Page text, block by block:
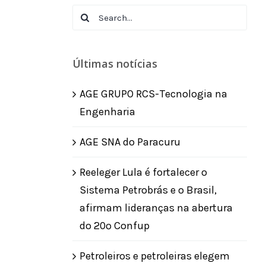
Search
Últimas notícias
AGE GRUPO RCS-Tecnologia na
Engenharia
AGE SNA do Paracuru
Reeleger Lula é fortalecer o
Sistema Petrobrás e o Brasil,
afirmam lideranças na abertura
do 20º Confup
Petroleiros e petroleiras elegem